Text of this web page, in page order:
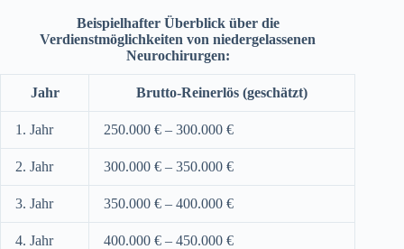
Beispielhafter Überblick über die
Verdienstmöglichkeiten von niedergelassenen
Neurochirurgen:
Jahr Brutto-Reinerlös (geschätzt)
1. Jahr 250.000 € – 300.000 €
2. Jahr 300.000 € – 350.000 €
3. Jahr 350.000 € – 400.000 €
4. Jahr
400.000 € – 450.000 €